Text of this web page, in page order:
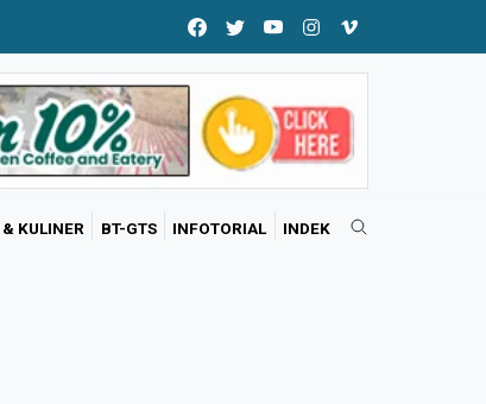
& KULINER BT-GTS INFOTORIAL INDEK